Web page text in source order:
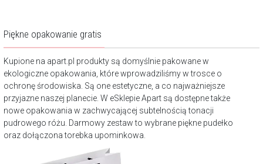
Piękne opakowanie gratis
Kupione na apart.pl produkty są domyślnie pakowane w
ekologiczne opakowania, które wprowadziliśmy w trosce o
ochronę środowiska. Są one estetyczne, a co najważniejsze
przyjazne naszej planecie. W eSklepie Apart są dostępne także
nowe opakowania w zachwycającej subtelnością tonacji
pudrowego różu. Darmowy zestaw to wybrane piękne pudełko
oraz dołączona torebka upominkowa.